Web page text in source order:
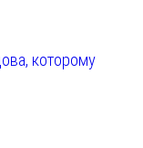
которому